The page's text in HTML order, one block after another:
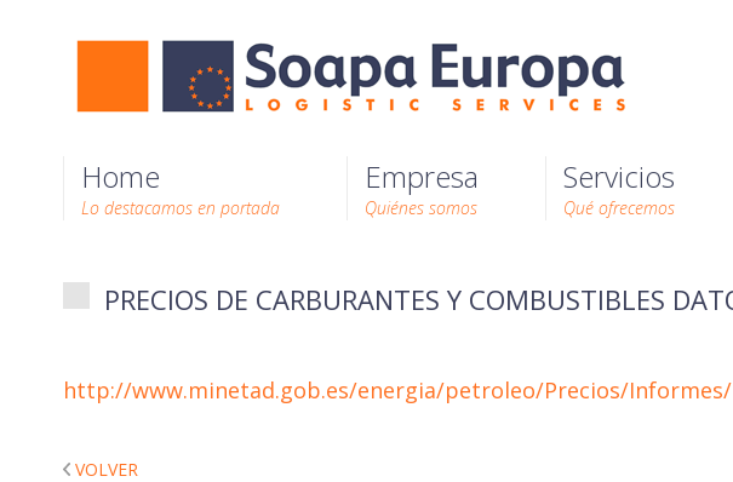
Home
Lo destacamos en portada
Empresa
Quiénes somos
Servicios
Qué ofrecemos
PRECIOS DE CARBURANTES Y COMBUSTIBLES
http://www.minetad.gob.es/energia/petroleo/Precios/
VOLVER